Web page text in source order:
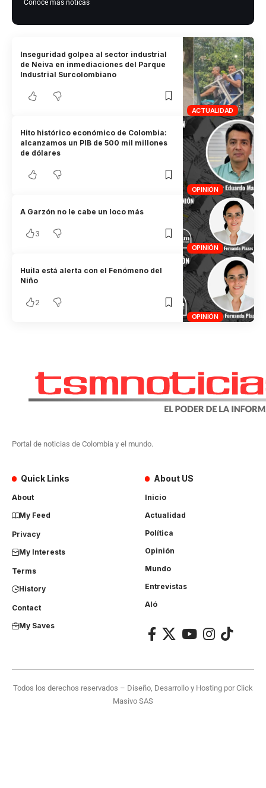
Conoce más noticas
ACTUALIDAD
Inseguridad golpea al sector industrial
de Neiva en inmediaciones del Parque
Industrial Surcolombiano
OPINIÓN
Hito histórico económico de Colombia:
alcanzamos un PIB de 500 mil millones
de dólares
OPINIÓN
A Garzón no le cabe un loco más
3
OPINIÓN
Huila está alerta con el Fenómeno del
Niño
2
Portal de noticias de Colombia y el mundo.
Quick Links
About
My Feed
Privacy
My Interests
Terms
History
Contact
My Saves
About US
Inicio
Actualidad
Política
Opinión
Mundo
Entrevistas
Aló
Todos los derechos reservados – Diseño, Desarrollo y Hosting porClick
Masivo SAS